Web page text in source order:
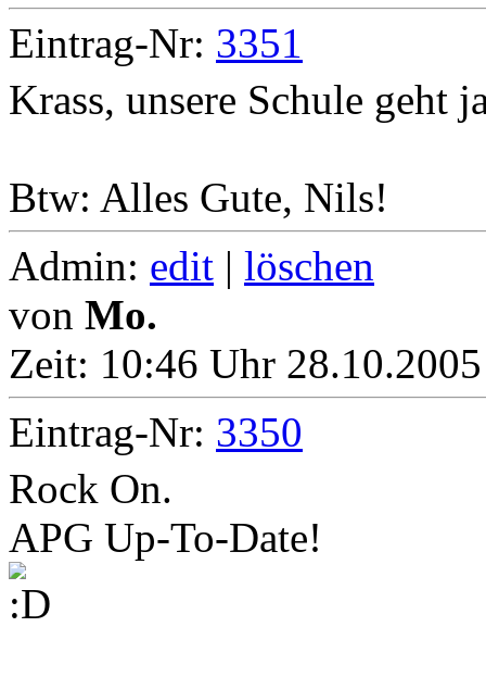
Eintrag-Nr: 3351
Krass, unsere Schule geht
Btw: Alles Gute, Nils!
Admin: edit | löschen
von Mo.
Zeit: 10:46 Uhr
Eintrag-Nr: 3350
Rock On.
APG Up-To-Date!